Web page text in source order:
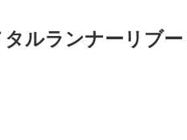
ルランナーリブ